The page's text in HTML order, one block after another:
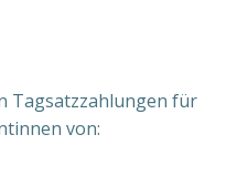
Tagsatzzahlungen für
von: